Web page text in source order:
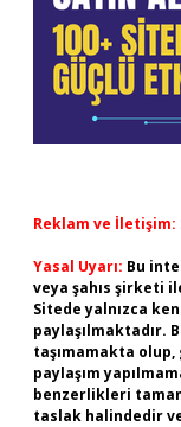
Reklam ve İletişim:
Yasal Uyarı: Bu
veya şahıs şirketi
Sitede yalnızca
paylaşılmaktadır.
taşımamakta
paylaşım
benzerlikleri
taslak halindedir